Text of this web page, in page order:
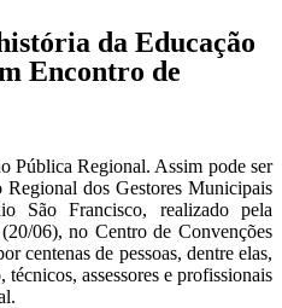
da Educação
Encontro de
Pública Regional. Assim pode ser
dos Gestores Municipais
São Francisco, realizado pela
06), no Centro de Convenções
centenas de pessoas, dentre elas,
técnicos, assessores e profissionais